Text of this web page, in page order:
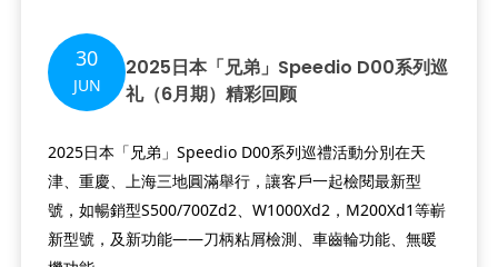
30
JUN
2025日本「兄弟」Speedio D00系列巡
礼（6月期）精彩回顾
2025日本「兄弟」Speedio D00系列巡禮活動分別在天
津、重慶、上海三地圓滿舉行，讓客戶一起檢閱最新型
號，如暢銷型S500/700Zd2、W1000Xd2，M200Xd1等嶄
新型號，及新功能——刀柄粘屑檢測、車齒輪功能、無暖